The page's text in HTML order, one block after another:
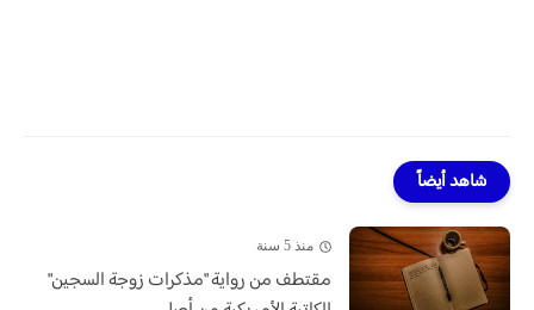
شاهد أيضاً
منذ 5 سنة
مقتطف من رواية "مذكرات زوجة السجين"